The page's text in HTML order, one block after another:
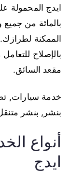
بالمائة من
الممكنة
بالإصلاح
مقعد السائق.
خدمة سيارات,
بنشر, بنشر
أنواع
ايدج